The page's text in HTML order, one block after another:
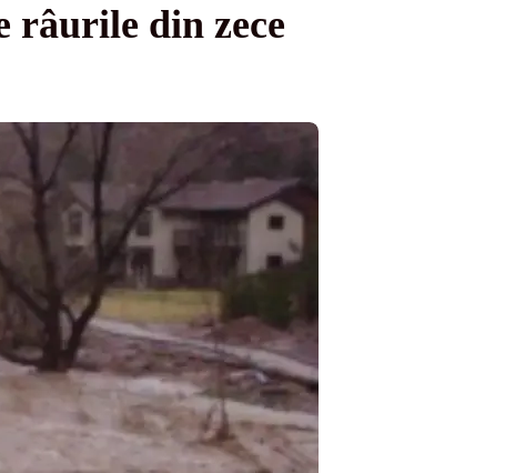
râurile din zece